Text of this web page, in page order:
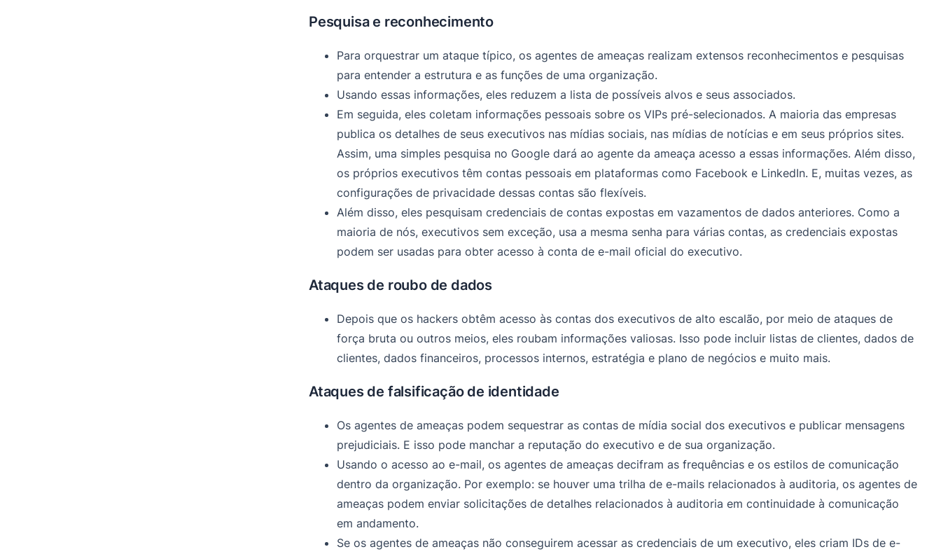
Pesquisa e reconhecimento
Para orquestrar um ataque típico, os agentes de ameaças realizam extensos reconhecimentos e pesquisas
para entender a estrutura e as funções de uma organização.
Usando essas informações, eles reduzem a lista de possíveis alvos e seus associados.
Em seguida, eles coletam informações pessoais sobre os VIPs pré-selecionados. A maioria das empresas
publica os detalhes de seus executivos nas mídias sociais, nas mídias de notícias e em seus próprios sites.
Assim, uma simples pesquisa no Google dará ao agente da ameaça acesso a essas informações. Além disso,
os próprios executivos têm contas pessoais em plataformas como Facebook e LinkedIn. E, muitas vezes, as
configurações de privacidade dessas contas são flexíveis.
Além disso, eles pesquisam credenciais de contas expostas em vazamentos de dados anteriores. Como a
maioria de nós, executivos sem exceção, usa a mesma senha para várias contas, as credenciais expostas
podem ser usadas para obter acesso à conta de e-mail oficial do executivo.
Ataques de roubo de dados
Depois que os hackers obtêm acesso às contas dos executivos de alto escalão, por meio de ataques de
força bruta ou outros meios, eles roubam informações valiosas. Isso pode incluir listas de clientes, dados de
clientes, dados financeiros, processos internos, estratégia e plano de negócios e muito mais.
Ataques de falsificação de identidade
Os agentes de ameaças podem sequestrar as contas de mídia social dos executivos e publicar mensagens
prejudiciais. E isso pode manchar a reputação do executivo e de sua organização.
Usando o acesso ao e-mail, os agentes de ameaças decifram as frequências e os estilos de comunicação
dentro da organização. Por exemplo: se houver uma trilha de e-mails relacionados à auditoria, os agentes de
ameaças podem enviar solicitações de detalhes relacionados à auditoria em continuidade à comunicação
em andamento.
Se os agentes de ameaças não conseguirem acessar as credenciais de um executivo, eles criam IDs de e-